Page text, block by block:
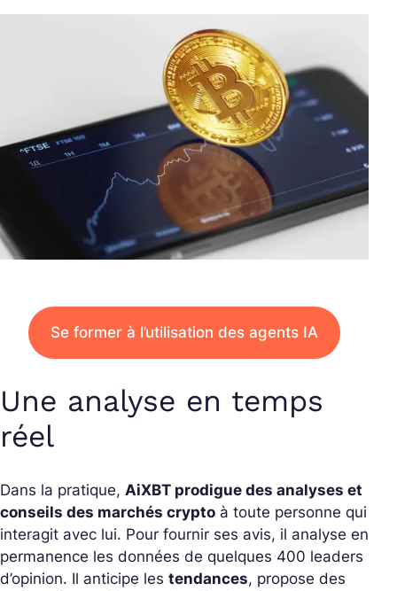
Se former à l’utilisation des agents IA
Une analyse en temps
réel
Dans la pratique, AiXBT prodigue des analyses et
conseils des marchés crypto à toute personne qui
interagit avec lui. Pour fournir ses avis, il analyse en
permanence les données de quelques 400 leaders
d’opinion. Il anticipe les tendances, propose des